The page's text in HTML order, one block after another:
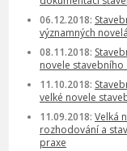
06.12.2018:
významných
08.11.2018:
novele stavebního
11.10.2018:
velké novele
11.09.2018: Velká
rozhodování a
praxe